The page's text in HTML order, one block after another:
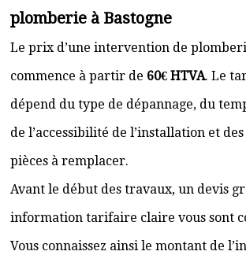
plomberie à Bastogne
Le prix d’une intervention de
commence à partir de 60€ HTVA. Le
dépend du type de dépannage, du
de l’accessibilité de l’installation et
pièces à remplacer.
Avant le début des travaux, un devis
information tarifaire claire vous sont
Vous connaissez ainsi le montant de